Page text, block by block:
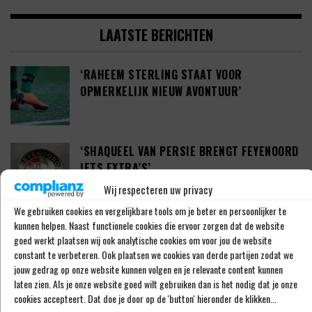
Wij respecteren uw privacy
We gebruiken cookies en vergelijkbare tools om je beter en persoonlijker te
kunnen helpen. Naast functionele cookies die ervoor zorgen dat de website
goed werkt plaatsen wij ook analytische cookies om voor jou de website
constant te verbeteren. Ook plaatsen we cookies van derde partijen zodat we
jouw gedrag op onze website kunnen volgen en je relevante content kunnen
laten zien. Als je onze website goed wilt gebruiken dan is het nodig dat je onze
cookies accepteert. Dat doe je door op de 'button' hieronder de klikken...
LAATSTE BERICHTEN
‘RAHEEM STERLING STAAT VOOR
OPMERKELIJK NIEUW AVONTUUR’
‘SHAQUEEL VAN PERSIE BRENGT FEYENOORD
IETS EXTRA’S’
DEFINITIEF: IN-BEOM HWANG ZET LOOPBAAN
VOORT BIJ FC PORTO
‘CRYSENSIO SUMMERVILLE DICHT BIJ